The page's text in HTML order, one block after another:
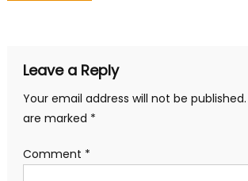
Leave a Reply
Your email address will not be published.
are marked *
Comment *